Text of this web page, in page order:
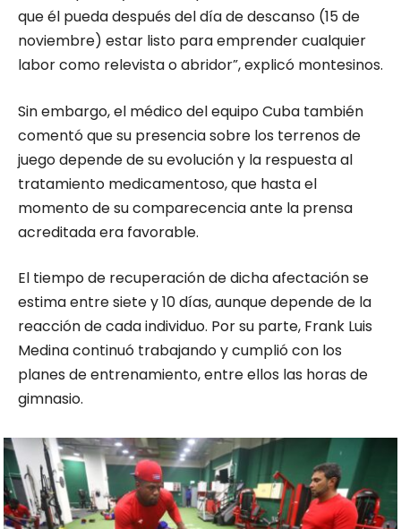
que él pueda después del día de descanso (15 de
noviembre) estar listo para emprender cualquier
labor como relevista o abridor”, explicó montesinos.
Sin embargo, el médico del equipo Cuba también
comentó que su presencia sobre los terrenos de
juego depende de su evolución y la respuesta al
tratamiento medicamentoso, que hasta el
momento de su comparecencia ante la prensa
acreditada era favorable.
El tiempo de recuperación de dicha afectación se
estima entre siete y 10 días, aunque depende de la
reacción de cada individuo. Por su parte, Frank Luis
Medina continuó trabajando y cumplió con los
planes de entrenamiento, entre ellos las horas de
gimnasio.